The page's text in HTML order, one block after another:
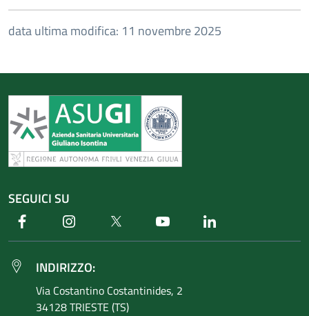
data ultima modifica: 11 novembre 2025
SEGUICI SU
Facebook Instagram Twitter Youtube
INDIRIZZO:
Via Costantino Costantinides, 2
34128 TRIESTE (TS)